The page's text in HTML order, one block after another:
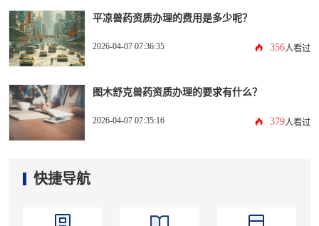
平凉兽药资质办理的费用是多少呢？
2026-04-07 07:36:35 356人看过
图木舒克兽药资质办理的要求有什么？
2026-04-07 07:35:16 379人看过
快捷导航